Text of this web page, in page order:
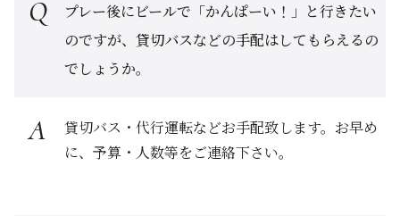
プレー後にビールで「かんぱーい！」と行きたい
のですが、貸切バスなどの手配はしてもらえるの
でしょうか。
貸切バス・代行運転などお手配致します。お早め
に、予算・人数等をご連絡下さい。